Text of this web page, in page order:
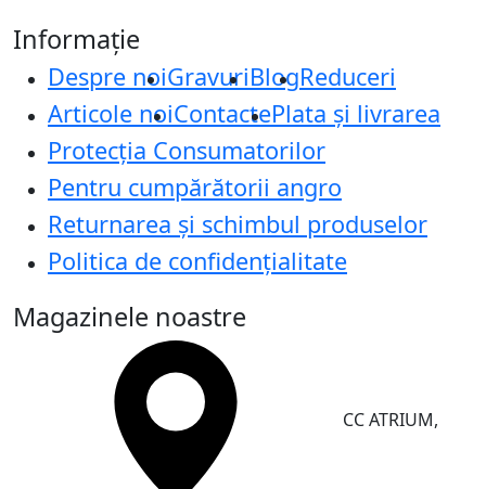
Informație
Despre noiGravuriBlogReduceri
Articole noiContactePlata și livrarea
Protecţia Consumatorilor
Pentru cumpărătorii angro
Returnarea și schimbul produselor
Politica de confidențialitate
Magazinele noastre
CC ATRIUM,